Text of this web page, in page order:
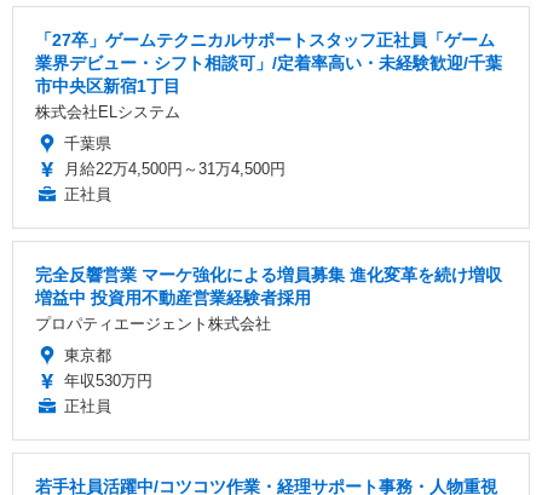
「27卒」ゲームテクニカルサポートスタッフ正社員「ゲーム
業界デビュー・シフト相談可」/定着率高い・未経験歓迎/千葉
市中央区新宿1丁目
株式会社ELシステム
千葉県
月給22万4,500円～31万4,500円
正社員
完全反響営業 マーケ強化による増員募集 進化変革を続け増収
増益中 投資用不動産営業経験者採用
プロパティエージェント株式会社
東京都
年収530万円
正社員
若手社員活躍中/コツコツ作業・経理サポート事務・人物重視